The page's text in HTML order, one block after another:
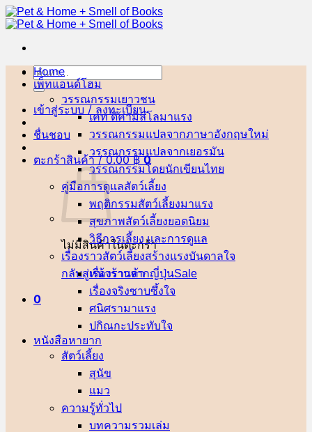
ข้าม
ไป
เนื้อหา
ค้นหา:
เข้าสู่ระบบ / ลงทะเบียน
ชื่นชอบ
ตะกร้าสินค้า /0.00฿ 0
ไม่มีสินค้าในตะกร้า
กลับสู่หน้าร้านค้า
0
Home
เพ็ทแอนด์โฮม
วรรณกรรมเยาวชน
เคท ดิคามิลโล
วรรณกรรมแปลจากภาษาอังกฤษ
วรรณกรรมแปลจากเยอรมัน
วรรณกรรมโดยนักเขียนไทย
คู่มือการดูแลสัตว์เลี้ยง
พฤติกรรมสัตว์เลี้ยง
สุขภาพสัตว์เลี้ยง
วิธีการเลี้ยง และการดูแล
เรื่องราวสัตว์เลี้ยงสร้างแรงบันดาลใจ
เรื่องราวจากญี่ปุ่น
เรื่องจริงซาบซึ้งใจ
ศนิศรา
ปกิณกะประทับใจ
หนังสือหายาก
สัตว์เลี้ยง
สุนัข
แมว
ความรู้ทั่วไป
บทความรวมเล่ม